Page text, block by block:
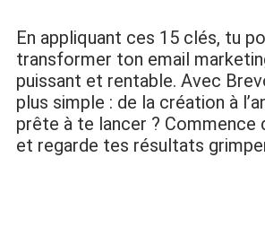
En appliquant ces 15 clés, tu
transformer ton email
puissant et rentable. Avec
plus simple : de la création à
prête à te lancer ? Commence
et regarde tes résultats